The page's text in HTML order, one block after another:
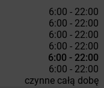
6:00 - 22:00
6:00 - 22:00
6:00 - 22:00
6:00 - 22:00
6:00 - 22:00
6:00 - 22:00
czynne całą dobę